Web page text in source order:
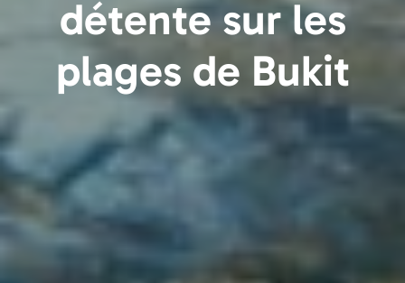
détente sur les
plages de Bukit